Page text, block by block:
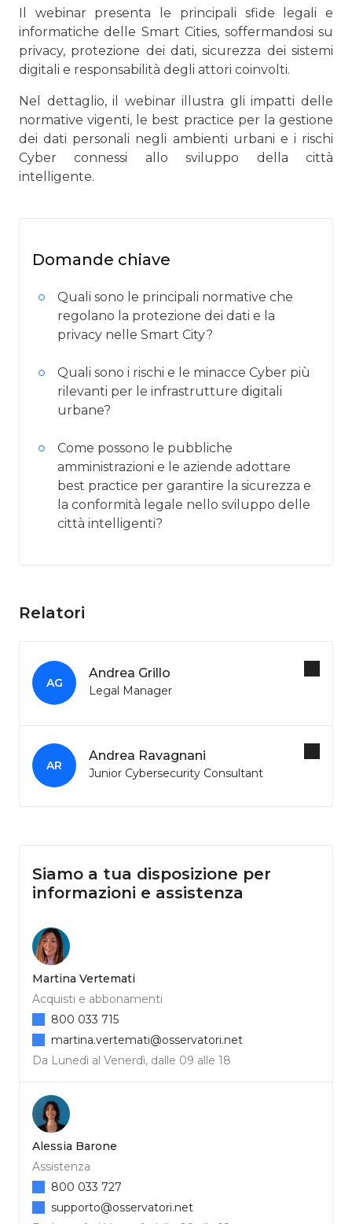
Il webinar presenta le principali sfide legali e
informatiche delle Smart Cities, soffermandosi su
privacy, protezione dei dati, sicurezza dei sistemi
digitali e responsabilità degli attori coinvolti.
Nel dettaglio, il webinar illustra gli impatti delle
normative vigenti, le best practice per la gestione
dei dati personali negli ambienti urbani e i rischi
Cyber connessi allo sviluppo della città
intelligente.
Domande chiave
Quali sono le principali normative che
regolano la protezione dei dati e la
privacy nelle Smart City?
Quali sono i rischi e le minacce Cyber più
rilevanti per le infrastrutture digitali
urbane?
Come possono le pubbliche
amministrazioni e le aziende adottare
best practice per garantire la sicurezza e
la conformità legale nello sviluppo delle
città intelligenti?
Relatori
AG
Andrea Grillo
Legal Manager
AR
Andrea Ravagnani
Junior Cybersecurity Consultant
Siamo a tua disposizione per
informazioni e assistenza
Martina Vertemati
Acquisti e abbonamenti
Da Lunedì al Venerdì, dalle 09 alle 18
800 033 715
martina.vertemati@osservatori.net
Alessia Barone
Assistenza
800 033 727
supporto@osservatori.net